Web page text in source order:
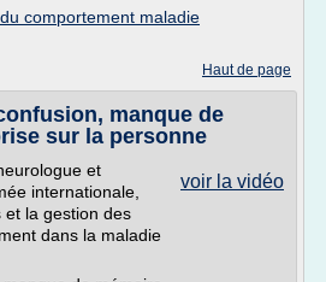
comportement maladie
Haut de page
manque de
sur la personne
voir la vidéo
et
internationale,
et la gestion des
dans la maladie